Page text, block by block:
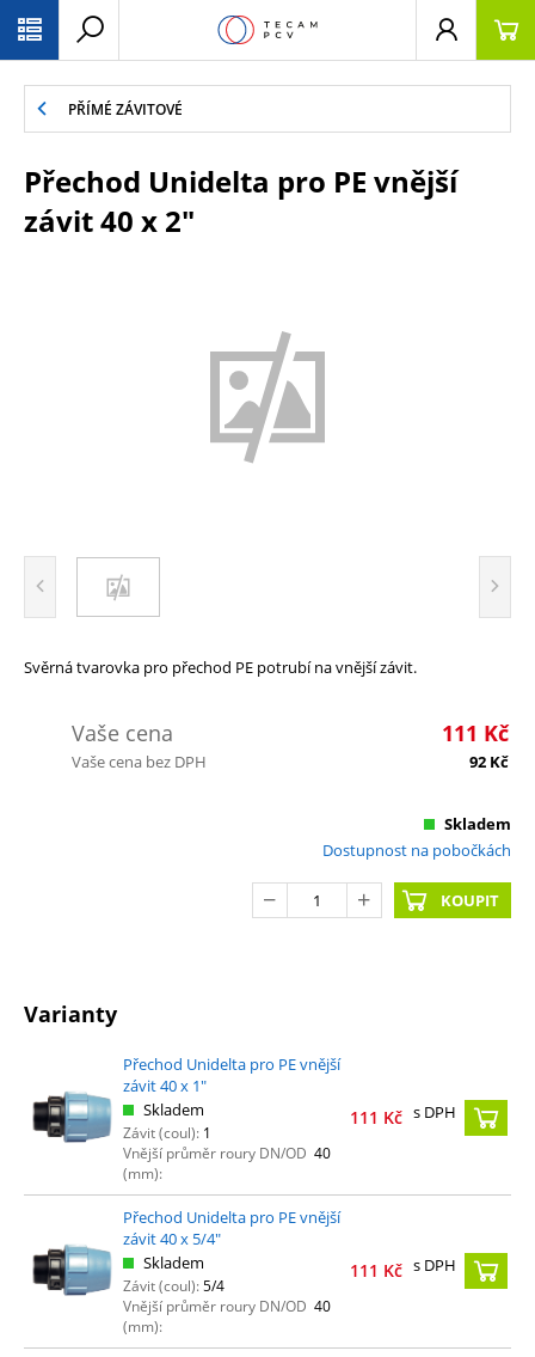
PŘÍMÉ ZÁVITOVÉ
Přechod Unidelta pro PE vnější
závit 40 x 2"
Svěrná tvarovka pro přechod PE potrubí na vnější závit.
Vaše cena 111 Kč
Vaše cena bez DPH 92 Kč
Skladem
Dostupnost na pobočkách
KOUPIT
Varianty
Přechod Unidelta pro PE vnější
závit 40 x 1"
Skladem
Závit (coul): 1
Vnější průměr roury DN/OD
(mm):
40
111 Kč s DPH
Přechod Unidelta pro PE vnější
závit 40 x 5/4"
Skladem
Závit (coul):5/4
Vnější průměr roury DN/OD
(mm):
40
111 Kč s DPH